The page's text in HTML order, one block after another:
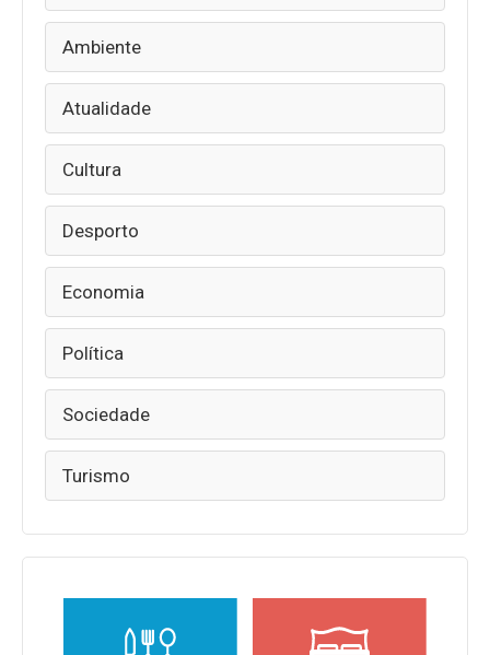
Ambiente
Atualidade
Cultura
Desporto
Economia
Política
Sociedade
Turismo